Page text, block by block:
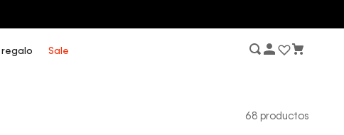
regalo Sale
68 productos